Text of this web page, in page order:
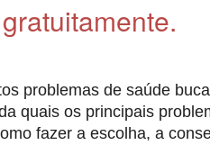
problemas de saúde
quais os principais
fazer a escolha, a